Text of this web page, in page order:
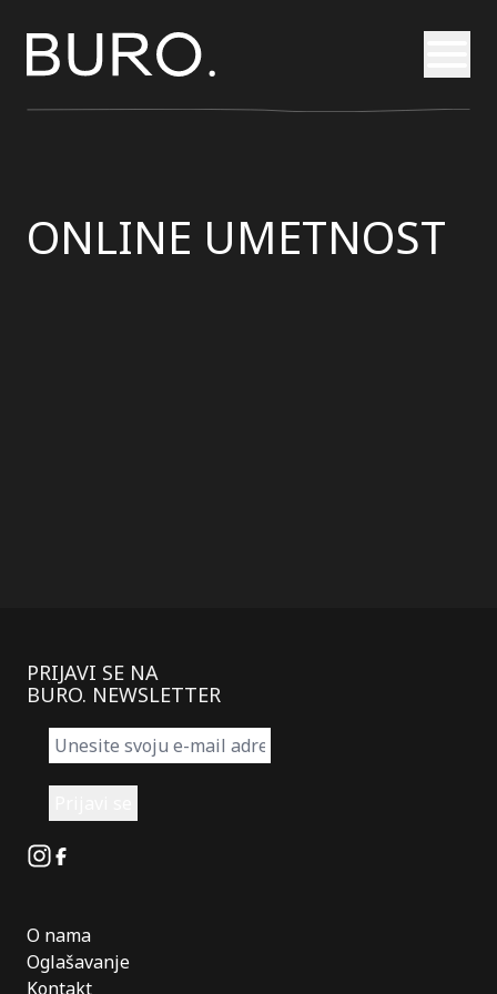
ONLINE UMETNOST
PRIJAVI SE NA
BURO. NEWSLETTER
Instagram
Facebook
O nama
Oglašavanje
Kontakt